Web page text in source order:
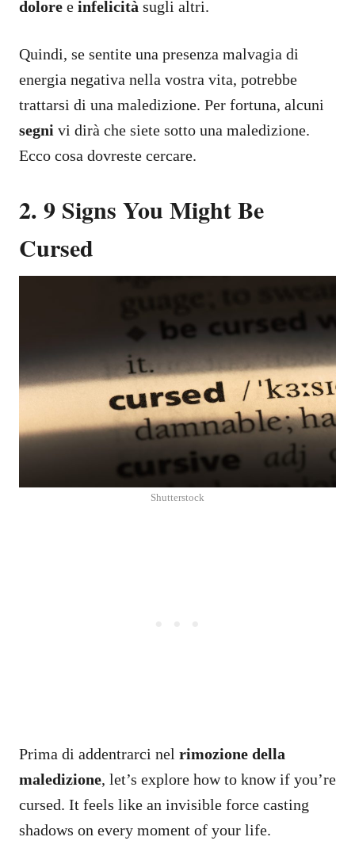
dolore e infelicità sugli altri.
Quindi, se sentite una presenza malvagia di
energia negativa nella vostra vita, potrebbe
trattarsi di una maledizione. Per fortuna, alcuni
segni vi dirà che siete sotto una maledizione.
Ecco cosa dovreste cercare.
2. 9 Signs You Might Be
Cursed
Shutterstock
Prima di addentrarci nel rimozione della
maledizione, let’s explore how to know if you’re
cursed. It feels like an invisible force casting
shadows on every moment of your life.